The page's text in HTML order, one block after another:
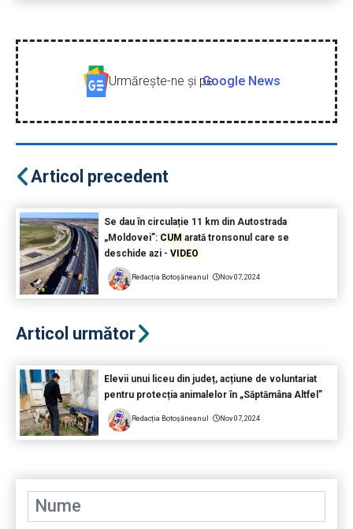
Urmăreşte-ne şi peGoogle News
Articol precedent
Se dau în circulație 11 km din Autostrada
„Moldovei”: CUM arată tronsonul care se
deschide azi - VIDEO
Redacția Botoșăneanul Nov 07, 2024
Articol următor
Elevii unui liceu din județ, acțiune de voluntariat
pentru protecția animalelor în „Săptămâna Altfel”
Redacția Botoșăneanul Nov 07, 2024